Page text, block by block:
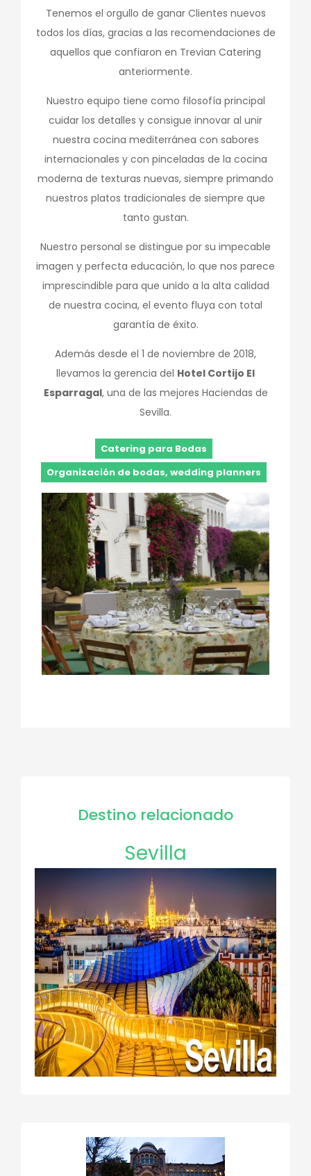
Tenemos el orgullo de ganar Clientes nuevos
todos los días, gracias a las recomendaciones de
aquellos que confiaron en Trevian Catering
anteriormente.
Nuestro equipo tiene como filosofía principal
cuidar los detalles y consigue innovar al unir
nuestra cocina mediterránea con sabores
internacionales y con pinceladas de la cocina
moderna de texturas nuevas, siempre primando
nuestros platos tradicionales de siempre que
tanto gustan.
Nuestro personal se distingue por su impecable
imagen y perfecta educación, lo que nos parece
imprescindible para que unido a la alta calidad
de nuestra cocina, el evento fluya con total
garantía de éxito.
Además desde el 1 de noviembre de 2018,
llevamos la gerencia del Hotel Cortijo El
Esparragal, una de las mejores Haciendas de
Sevilla.
Catering para Bodas
Organización de bodas, wedding planners
Destino relacionado
Sevilla